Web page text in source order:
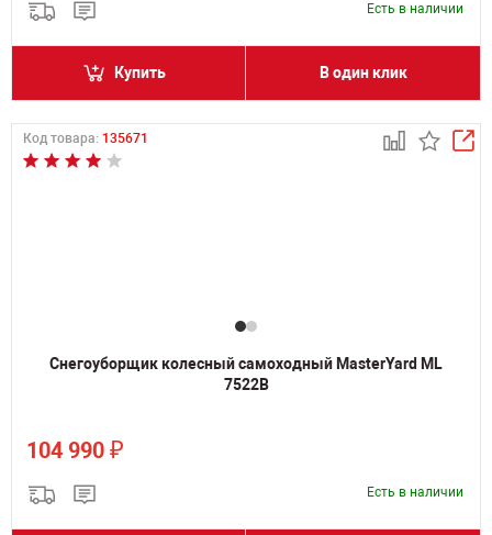
Есть в наличии
Купить В один клик
Код товара: 135671
Снегоуборщик колесный самоходный MasterYard ML
7522B
104 990 ₽
Есть в наличии